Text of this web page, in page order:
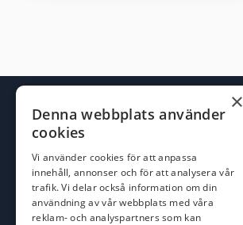
×
Denna webbplats använder
cookies
Vi använder cookies för att anpassa
innehåll, annonser och för att analysera vår
trafik. Vi delar också information om din
användning av vår webbplats med våra
reklam- och analyspartners som kan